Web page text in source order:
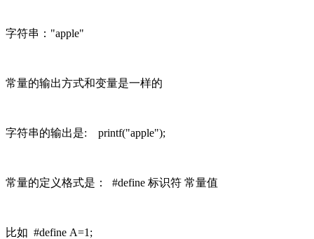
字符串："apple"
常量的输出方式和变量是一样的
字符串的输出是: printf("apple");
常量的定义格式是： #define 标识符 常量值
比如 #define A=1;